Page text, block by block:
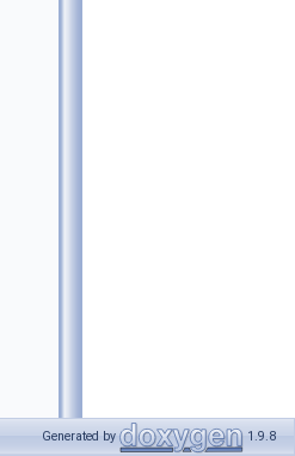
Generated by 1.9.8